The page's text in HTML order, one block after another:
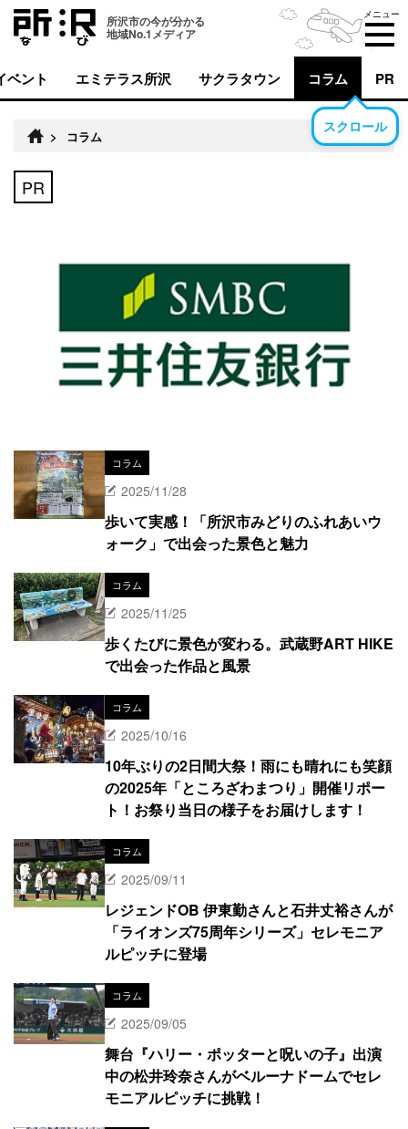
所沢市の今が分かる
地域No.1メディア
メニュー
ベント エミテラス所沢 サクラタウン コラム PR
スクロール
> コラム
PR
コラム
2025/11/28
歩いて実感！「所沢市みどりのふれあいウ
ォーク」で出会った景色と魅力
コラム
2025/11/25
歩くたびに景色が変わる。武蔵野ART HIKE
で出会った作品と風景
コラム
2025/10/16
10年ぶりの2日間大祭！雨にも晴れにも笑顔
の2025年「ところざわまつり」開催リポー
ト！お祭り当日の様子をお届けします！
コラム
2025/09/11
レジェンドOB 伊東勤さんと石井丈裕さんが
「ライオンズ75周年シリーズ」セレモニア
ルピッチに登場
コラム
2025/09/05
舞台『ハリー・ポッターと呪いの子』出演
中の松井玲奈さんがベルーナドームでセレ
モニアルピッチに挑戦！